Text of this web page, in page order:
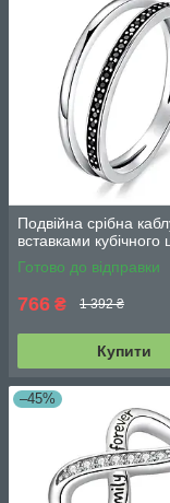
Подвійна срібна
вставками кубічного
Готово до відправки
766 ₴ 1 392 ₴
Купити
–45%